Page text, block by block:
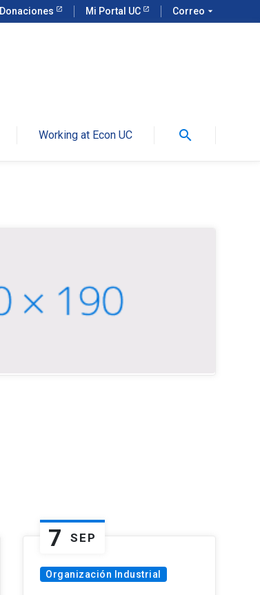
Donaciones Mi Portal UC Correo arrow_drop_down
Working at Econ UC search
7 SEP
Organización Industrial